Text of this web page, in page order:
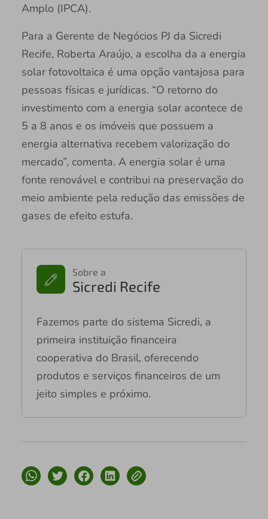
Amplo (IPCA).
Para a Gerente de Negócios PJ da Sicredi
Recife, Roberta Araújo, a escolha da a energia
solar fotovoltaica é uma opção vantajosa para
pessoas físicas e jurídicas. “O retorno do
investimento com a energia solar acontece de
5 a 8 anos e os imóveis que possuem a
energia alternativa recebem valorização do
mercado”, comenta. A energia solar é uma
fonte renovável e contribui na preservação do
meio ambiente pela redução das emissões de
gases de efeito estufa.
Sobre a
Sicredi Recife
Fazemos parte do sistema Sicredi, a
primeira instituição financeira
cooperativa do Brasil, oferecendo
produtos e serviços financeiros de um
jeito simples e próximo.